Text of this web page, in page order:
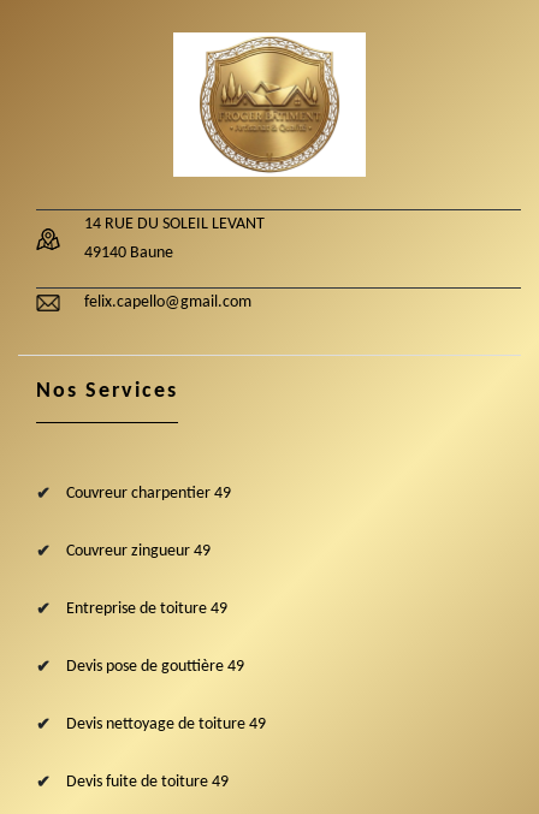
14 RUE DU SOLEIL LEVANT
49140 Baune
felix.capello@gmail.com
Nos Services
Couvreur charpentier 49
Couvreur zingueur 49
Entreprise de toiture 49
Devis pose de gouttière 49
Devis nettoyage de toiture 49
Devis fuite de toiture 49